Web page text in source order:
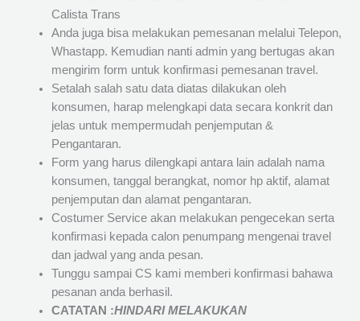
Calista Trans
Anda juga bisa melakukan pemesanan melalui Telepon,
Whastapp. Kemudian nanti admin yang bertugas akan
mengirim form untuk konfirmasi pemesanan travel.
Setalah salah satu data diatas dilakukan oleh
konsumen, harap melengkapi data secara konkrit dan
jelas untuk mempermudah penjemputan &
Pengantaran.
Form yang harus dilengkapi antara lain adalah nama
konsumen, tanggal berangkat, nomor hp aktif, alamat
penjemputan dan alamat pengantaran.
Costumer Service akan melakukan pengecekan serta
konfirmasi kepada calon penumpang mengenai travel
dan jadwal yang anda pesan.
Tunggu sampai CS kami memberi konfirmasi bahawa
pesanan anda berhasil.
CATATAN :HINDARI MELAKUKAN